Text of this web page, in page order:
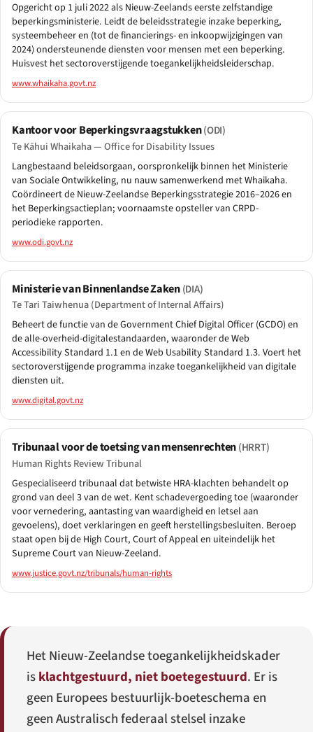
Opgericht op 1 juli 2022 als Nieuw-Zeelands eerste zelfstandige
beperkingsministerie. Leidt de beleidsstrategie inzake beperking,
systeembeheer en (tot de financierings- en inkoopwijzigingen van
2024) ondersteunende diensten voor mensen met een beperking.
Huisvest het sectoroverstijgende toegankelijkheidsleiderschap.
www.whaikaha.govt.nz
Kantoor voor Beperkingsvraagstukken(ODI)
Te Kāhui Whaikaha — Office for Disability Issues
Langbestaand beleidsorgaan, oorspronkelijk binnen het Ministerie
van Sociale Ontwikkeling, nu nauw samenwerkend met Whaikaha.
Coördineert de Nieuw-Zeelandse Beperkingsstrategie 2016–2026 en
het Beperkingsactieplan; voornaamste opsteller van CRPD-
periodieke rapporten.
www.odi.govt.nz
Ministerie van Binnenlandse Zaken(DIA)
Te Tari Taiwhenua (Department of Internal Affairs)
Beheert de functie van de Government Chief Digital Officer (GCDO) en
de alle-overheid-digitalestandaarden, waaronder de Web
Accessibility Standard 1.1 en de Web Usability Standard 1.3. Voert het
sectoroverstijgende programma inzake toegankelijkheid van digitale
diensten uit.
www.digital.govt.nz
Tribunaal voor de toetsing van mensenrechten(HRRT)
Human Rights Review Tribunal
Gespecialiseerd tribunaal dat betwiste HRA-klachten behandelt op
grond van deel 3 van de wet. Kent schadevergoeding toe (waaronder
voor vernedering, aantasting van waardigheid en letsel aan
gevoelens), doet verklaringen en geeft herstellingsbesluiten. Beroep
staat open bij de High Court, Court of Appeal en uiteindelijk het
Supreme Court van Nieuw-Zeeland.
www.justice.govt.nz/tribunals/human-rights
Het Nieuw-Zeelandse toegankelijkheidskader
isklachtgestuurd, niet boetegestuurd. Er is
geen Europees bestuurlijk-boeteschema en
geen Australisch federaal stelsel inzake